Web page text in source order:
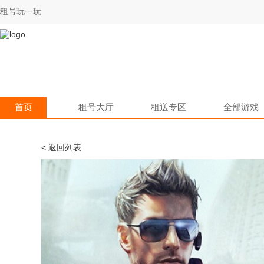
租号玩一玩
首页 租号大厅 租送专区 全部游戏
< 返回列表